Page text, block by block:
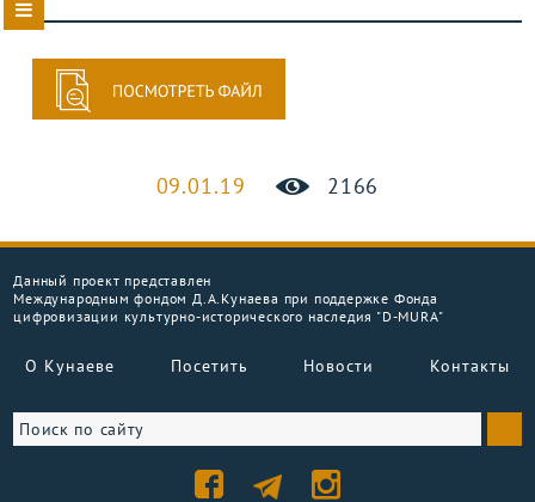
09.01.19 2166
Данный проект представлен
Международным фондом Д.А.Кунаева при поддержке Фонда
цифровизации культурно-исторического наследия "D-MURA"
О Кунаеве Посетить Новости Контакты